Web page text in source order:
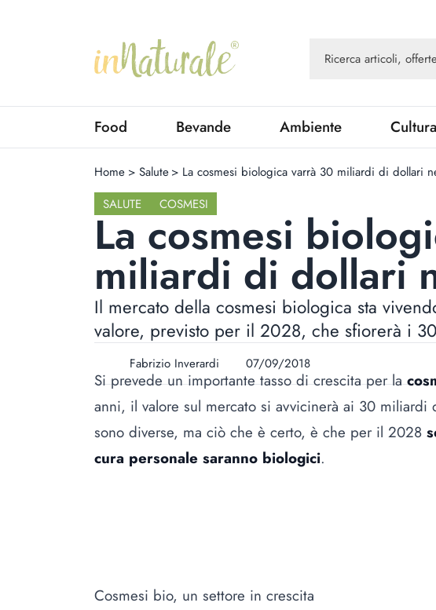
Food Bevande Ambiente Cultura
Home > Salute > La cosmesi biologica varrà 30 miliardi di dollari
SALUTE
COSMESI
La cosmesi
miliardi di dollari
Il mercato della cosmesi biologica sta
valore, previsto per il 2028, che sfiorerà i
Fabrizio Inverardi 07/09/2018
Si prevede un importante tasso di crescita per la
anni, il valore sul mercato si avvicinerà ai 30 miliardi
sono diverse, ma ciò che è certo, è che per il 2028
cura personale saranno biologici.
Cosmesi bio, un settore in crescita